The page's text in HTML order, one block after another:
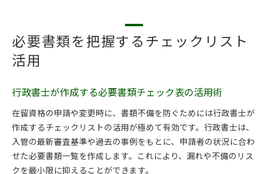
必要書類を把握するチェックリスト
活用
行政書士が作成する必要書類チェック表の活用術
在留資格の申請や変更時に、書類不備を防ぐためには行政書士が
作成するチェックリストの活用が極めて有効です。行政書士は、
入管の最新審査基準や過去の事例をもとに、申請者の状況に合わ
せた必要書類一覧を作成します。これにより、漏れや不備のリス
クを最小限に抑えることができます。